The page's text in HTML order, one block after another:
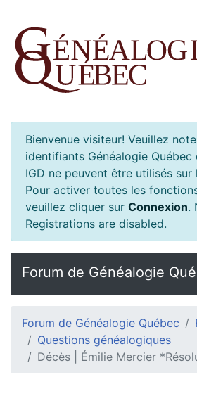
Bienvenue visiteur! Veuillez
identifiants Généalogie Québec
IGD ne peuvent être utilisés sur
Pour activer toutes les
veuillez cliquer sur Connexion.
Registrations are disabled.
Forum de Généalogie
Forum de Généalogie Québec
Questions généalogiques
Décès | Émilie Mercier